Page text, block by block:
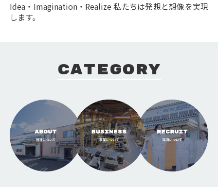
Idea・Imagination・Realize 私たちは発想と想像を実現
します。
CATEGORY